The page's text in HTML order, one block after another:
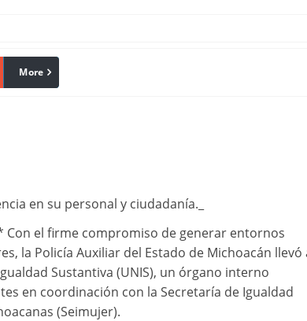
linkedin
More
en su personal y ciudadanía._
Con el firme compromiso de generar entornos
la Policía Auxiliar del Estado de Michoacán llevó
Sustantiva (UNIS), un órgano interno
en coordinación con la Secretaría de Igualdad
(Seimujer).